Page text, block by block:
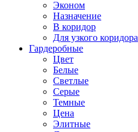
Эконом
Назначение
В коридор
Для узкого коридора
Гардеробные
Цвет
Белые
Светлые
Серые
Темные
Цена
Элитные